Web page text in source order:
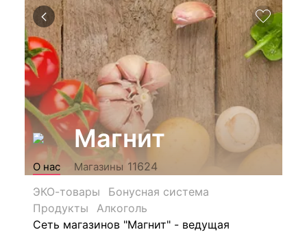
Магнит
О нас Магазины 11624
ЭКО-товары
Бонусная система
Продукты
Алкоголь
Сеть магазинов "Магнит" - ведущая